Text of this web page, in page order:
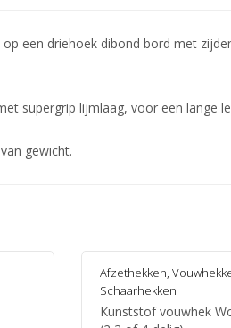
een driehoek dibond bord met
supergrip lijmlaag, voor een lange
gewicht.
Afzethekken,
Schaarhekken
Kunststof vouwhek